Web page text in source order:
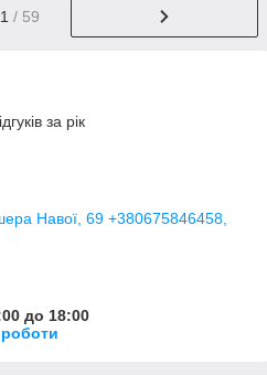
1 / 59
за рік
Навої, 69 +380675846458,
до 18:00